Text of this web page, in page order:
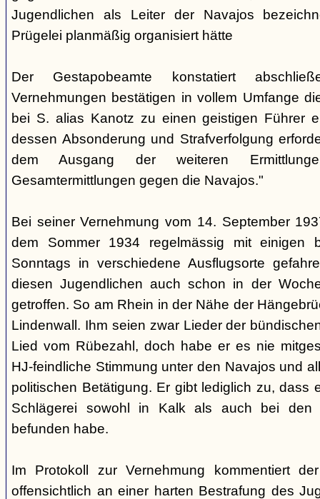
Jugendlichen als Leiter der Navajos
Prügelei planmäßig organisiert hätte
Der Gestapobeamte konstatiert
Vernehmungen bestätigen in vollem Umfange
bei S. alias Kanotz zu einen geistigen Führer
dessen Absonderung und Strafverfolgung
dem Ausgang der weiteren
Gesamtermittlungen gegen die Navajos."
Bei seiner Vernehmung vom 14. September
dem Sommer 1934 regelmässig mit einigen
Sonntags in verschiedene Ausflugsorte
diesen Jugendlichen auch schon in der
getroffen. So am Rhein in der Nähe der
Lindenwall. Ihm seien zwar Lieder der
Lied vom Rübezahl, doch habe er es nie
HJ-feindliche Stimmung unter den Navajos und
politischen Betätigung. Er gibt lediglich zu, dass
Schlägerei sowohl in Kalk als auch bei den
befunden habe.
Im Protokoll zur Vernehmung kommentiert
offensichtlich an einer harten Bestrafung des